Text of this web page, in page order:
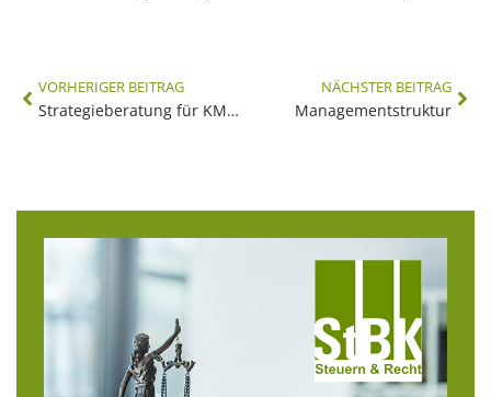
VORHERIGER BEITRAG
Strategieberatung für KMUs
NÄCHSTER BEITRAG
Managementstruktur